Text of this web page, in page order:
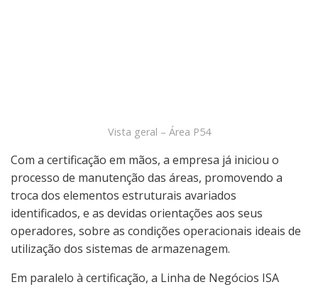
Vista geral – Área P54
Com a certificação em mãos, a empresa já iniciou o
processo de manutenção das áreas, promovendo a
troca dos elementos estruturais avariados
identificados, e as devidas orientações aos seus
operadores, sobre as condições operacionais ideais de
utilização dos sistemas de armazenagem.
Em paralelo à certificação, a Linha de Negócios ISA